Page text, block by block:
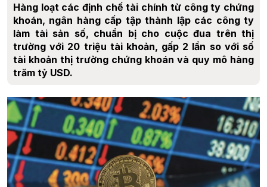
Hàng loạt các định chế tài chính từ công ty chứng
khoán, ngân hàng cấp tập thành lập các công ty
làm tài sản số, chuẩn bị cho cuộc đua trên thị
trường với 20 triệu tài khoản, gấp 2 lần so với số
tài khoản thị trường chứng khoán và quy mô hàng
trăm tỷ USD.